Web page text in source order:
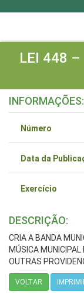
LEI 448 –
INFORMAÇÕES:
Número
Data da
Exercício
DESCRIÇÃO:
CRIA A BANDA
MÚSICA MUNICIPAL
OUTRAS
VOLTAR